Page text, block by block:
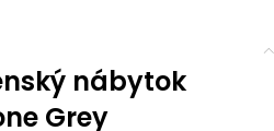
nábytok
Grey